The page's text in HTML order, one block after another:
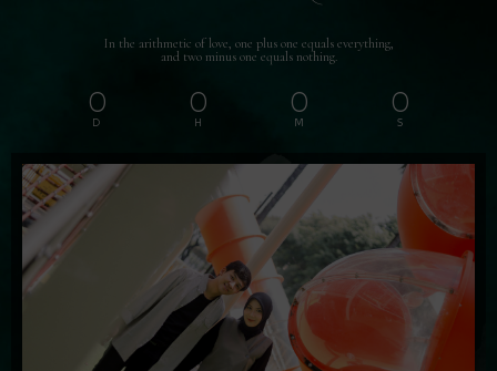
In the arithmetic of love, one plus one equals everything,
and two minus one equals nothing.
0
D
0
H
0
M
0
S